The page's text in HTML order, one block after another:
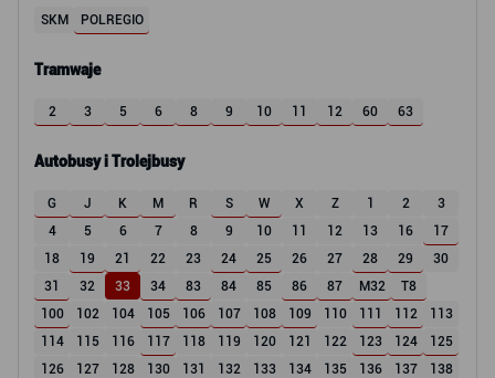
SKM POLREGIO
Tramwaje
2 3 5 6 8 9 10 11 12 60 63
Autobusy i Trolejbusy
G J K M R S W X Z 1 2
3
4
5 6 7 8 9 10 11 12 13 16
17
18
19 21 22 23 24 25 26 27 28 29
30
31
32 33 34 83 84 85 86 87 M32
T8
100
102 104 105 106 107 108 109 110 111 112
113
114
115 116 117 118 119 120 121 122 123 124
125
126
127 128 130 131 132 133 134 135 136 137
138